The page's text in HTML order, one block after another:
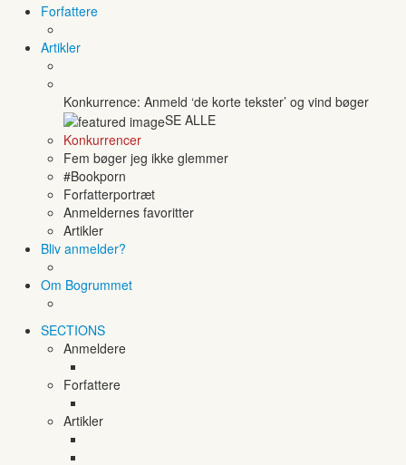
Forfattere
Artikler
Konkurrence: Anmeld ‘de korte tekster’ og vind bøger
SE ALLE
Konkurrencer
Fem bøger jeg ikke glemmer
#Bookporn
Forfatterportræt
Anmeldernes favoritter
Artikler
Bliv anmelder?
Om Bogrummet
SECTIONS
Anmeldere
Forfattere
Artikler